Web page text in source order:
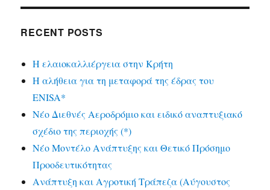
RECENT POSTS
Η ελαιοκαλλιέργεια στην Κρήτη
Η αλήθεια για τη μεταφορά της έδρας του
ENISA*
Νέο Διεθνές Αεροδρόμιο και ειδικό αναπτυξιακό
σχέδιο της περιοχής (*)
Νέο Μοντέλο Ανάπτυξης και Θετικό Πρόσημο
Προοδευτικότητας
Ανάπτυξη και Αγροτική Τράπεζα (Αύγουστος